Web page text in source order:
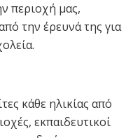
περιοχή μας,
την έρευνά της για
κάθε ηλικίας από
εκπαιδευτικοί